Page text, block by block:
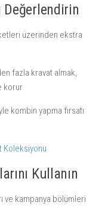
Değerlendirin
üzerinden ekstra
fazla kravat almak,
korur
kombin yapma fırsatı
Koleksiyonu
Kullanın
ve kampanya bölümleri